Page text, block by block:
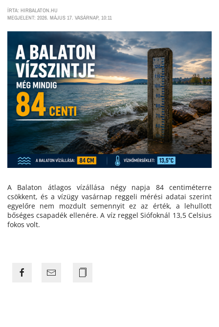
ÍRTA: HIRBALATON.HU
MEGJELENT: 2026. MÁJUS 17. VASÁRNAP, 10:11
A Balaton átlagos vízállása négy napja 84 centiméterre
csökkent, és a vízügy vasárnap reggeli mérési adatai szerint
egyelőre nem mozdult semennyit ez az érték, a lehullott
bőséges csapadék ellenére. A víz reggel Siófoknál 13,5 Celsius
fokos volt.